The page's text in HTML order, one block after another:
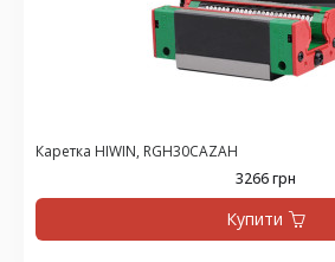
Каретка HIWIN, RGH30CAZAH
3266 грн
Купити